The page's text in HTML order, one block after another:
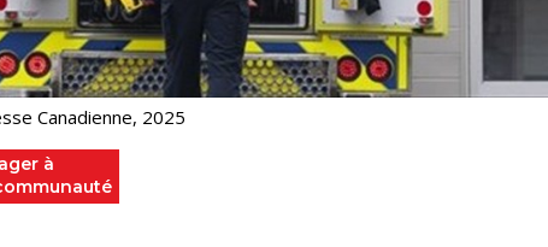
Canadienne, 2025
à